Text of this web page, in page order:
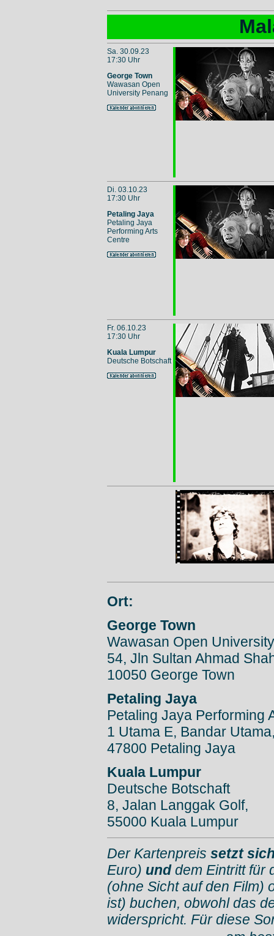
Sa. 30.09.23
17:30 Uhr
George Town
Wawasan Open
University Penang
Di. 03.10.23
17:30 Uhr
Petaling Jaya
Petaling Jaya
Performing Arts
Centre
Fr. 06.10.23
17:30 Uhr
Kuala Lumpur
Deutsche Botschaft
Ort:
George Town
Wawasan Open
54, Jln Sultan Ahmad
10050 George Town
Petaling Jaya
Petaling Jaya Performing
1 Utama E, Bandar
47800 Petaling Jaya
Kuala Lumpur
Deutsche Botschaft
8, Jalan Langgak Golf,
55000 Kuala Lumpur
Der Kartenpreis setzt
Euro) unddem Eintritt für
(ohne Sicht auf den Film)
ist) buchen, obwohl das
widerspricht. Für diese